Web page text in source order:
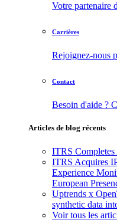
Votre partenaire
Carrières
Rejoignez-nous
Contact
Besoin d'aide ?
Articles de blog récents
ITRS
ITRS Acquires
Experience
European
Uptrends x
synthetic data
Voir tous les